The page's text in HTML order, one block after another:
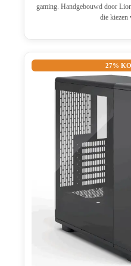
gaming. Handgebouwd door
die kiezen
27%